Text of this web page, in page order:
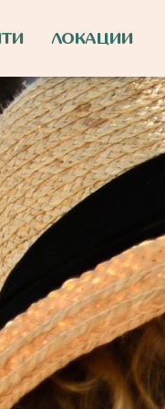
ЛОКАЦИИ